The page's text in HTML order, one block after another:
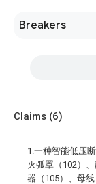
Breakers
Claims (6)
1.一种智能低压
灭弧罩（102）
器（105）、母